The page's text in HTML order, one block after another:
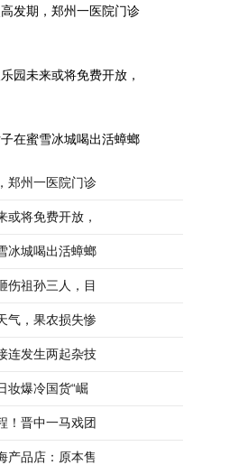
发期，郑州一医院门诊
园未来或将免费开放，
在蜜雪冰城喝出活蟑螂
郑州一医院门诊
或将免费开放，
冰城喝出活蟑螂
伤祖孙三人，目
气，果农损失惨
连发生两起杂技
妆爆冷国货“崛
！晋中一马戏团
产品店：原本售